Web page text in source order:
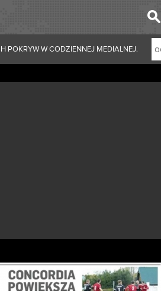
POKRYW W CODZIENNEJ MEDIALNEJ.